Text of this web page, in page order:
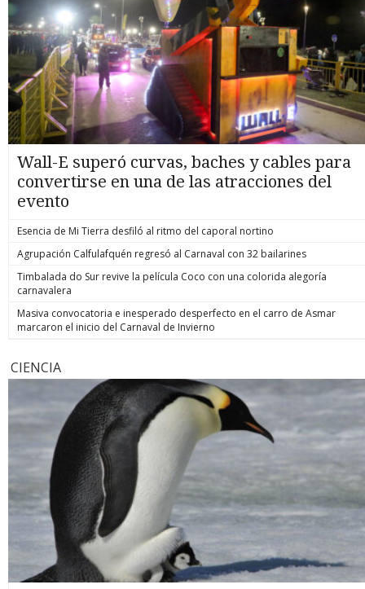
Wall-E superó curvas, baches y cables para
convertirse en una de las atracciones del
evento
Esencia de Mi Tierra desfiló al ritmo del caporal nortino
Agrupación Calfulafquén regresó al Carnaval con 32 bailarines
Timbalada do Sur revive la película Coco con una colorida alegoría
carnavalera
Masiva convocatoria e inesperado desperfecto en el carro de Asmar
marcaron el inicio del Carnaval de Invierno
CIENCIA